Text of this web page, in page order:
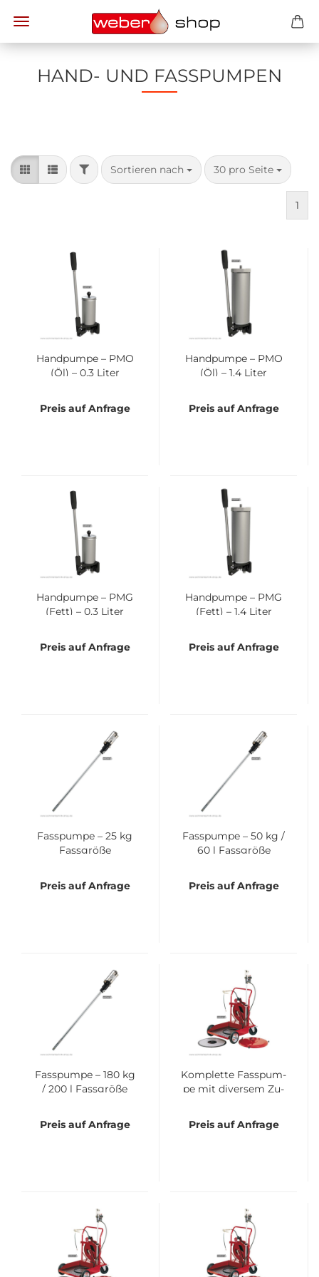
HAND- UND FASSPUMPEN
FILTERSortieren nach
Sortieren nach 30 pro Seite
pro Seite
1
Hand­pum­pe – PMO
(Öl) – 0,3 Liter
Preis auf Anfrage
Hand­pum­pe – PMO
(Öl) – 1,4 Liter
Preis auf Anfrage
Hand­pum­pe – PMG
(Fett) – 0,3 Liter
Preis auf Anfrage
Hand­pum­pe – PMG
(Fett) – 1,4 Liter
Preis auf Anfrage
Fas­s­pum­pe – 25 kg
Fass­grö­ße
Preis auf Anfrage
Fas­s­pum­pe – 50 kg /
60 l Fass­grö­ße
Preis auf Anfrage
Fas­s­pum­pe – 180 kg
/ 200 l Fass­grö­ße
Preis auf Anfrage
Kom­plet­te Fas­s­pum­
pe mit di­ver­sem Zu­
grö­ße
Preis auf Anfrage